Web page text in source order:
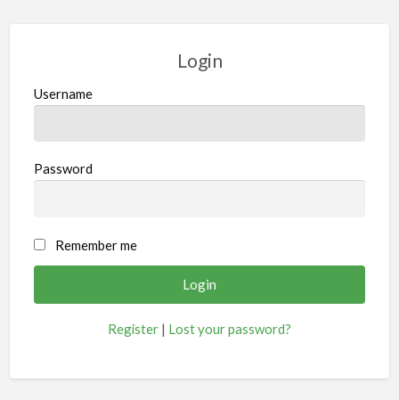
Login
Username
Password
Remember me
Register | Lost your password?